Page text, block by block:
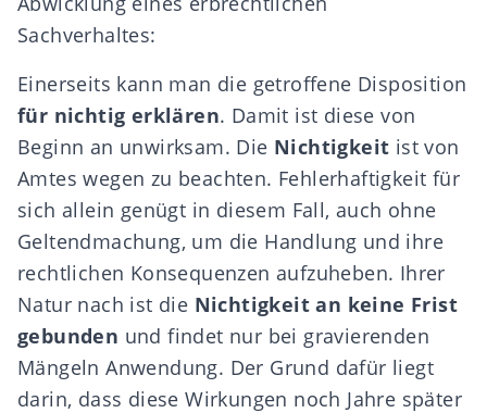
Sachverhaltes:
Einerseits kann man die getroffene Disposition
für nichtig erklären. Damit ist diese von
Beginn an unwirksam. Die Nichtigkeit ist von
Amtes wegen zu beachten. Fehlerhaftigkeit für
sich allein genügt in diesem Fall, auch ohne
Geltendmachung, um die Handlung und ihre
rechtlichen Konsequenzen aufzuheben. Ihrer
Natur nach ist die Nichtigkeit an keine Frist
gebunden und findet nur bei gravierenden
Mängeln Anwendung. Der Grund dafür liegt
darin, dass diese Wirkungen noch Jahre später